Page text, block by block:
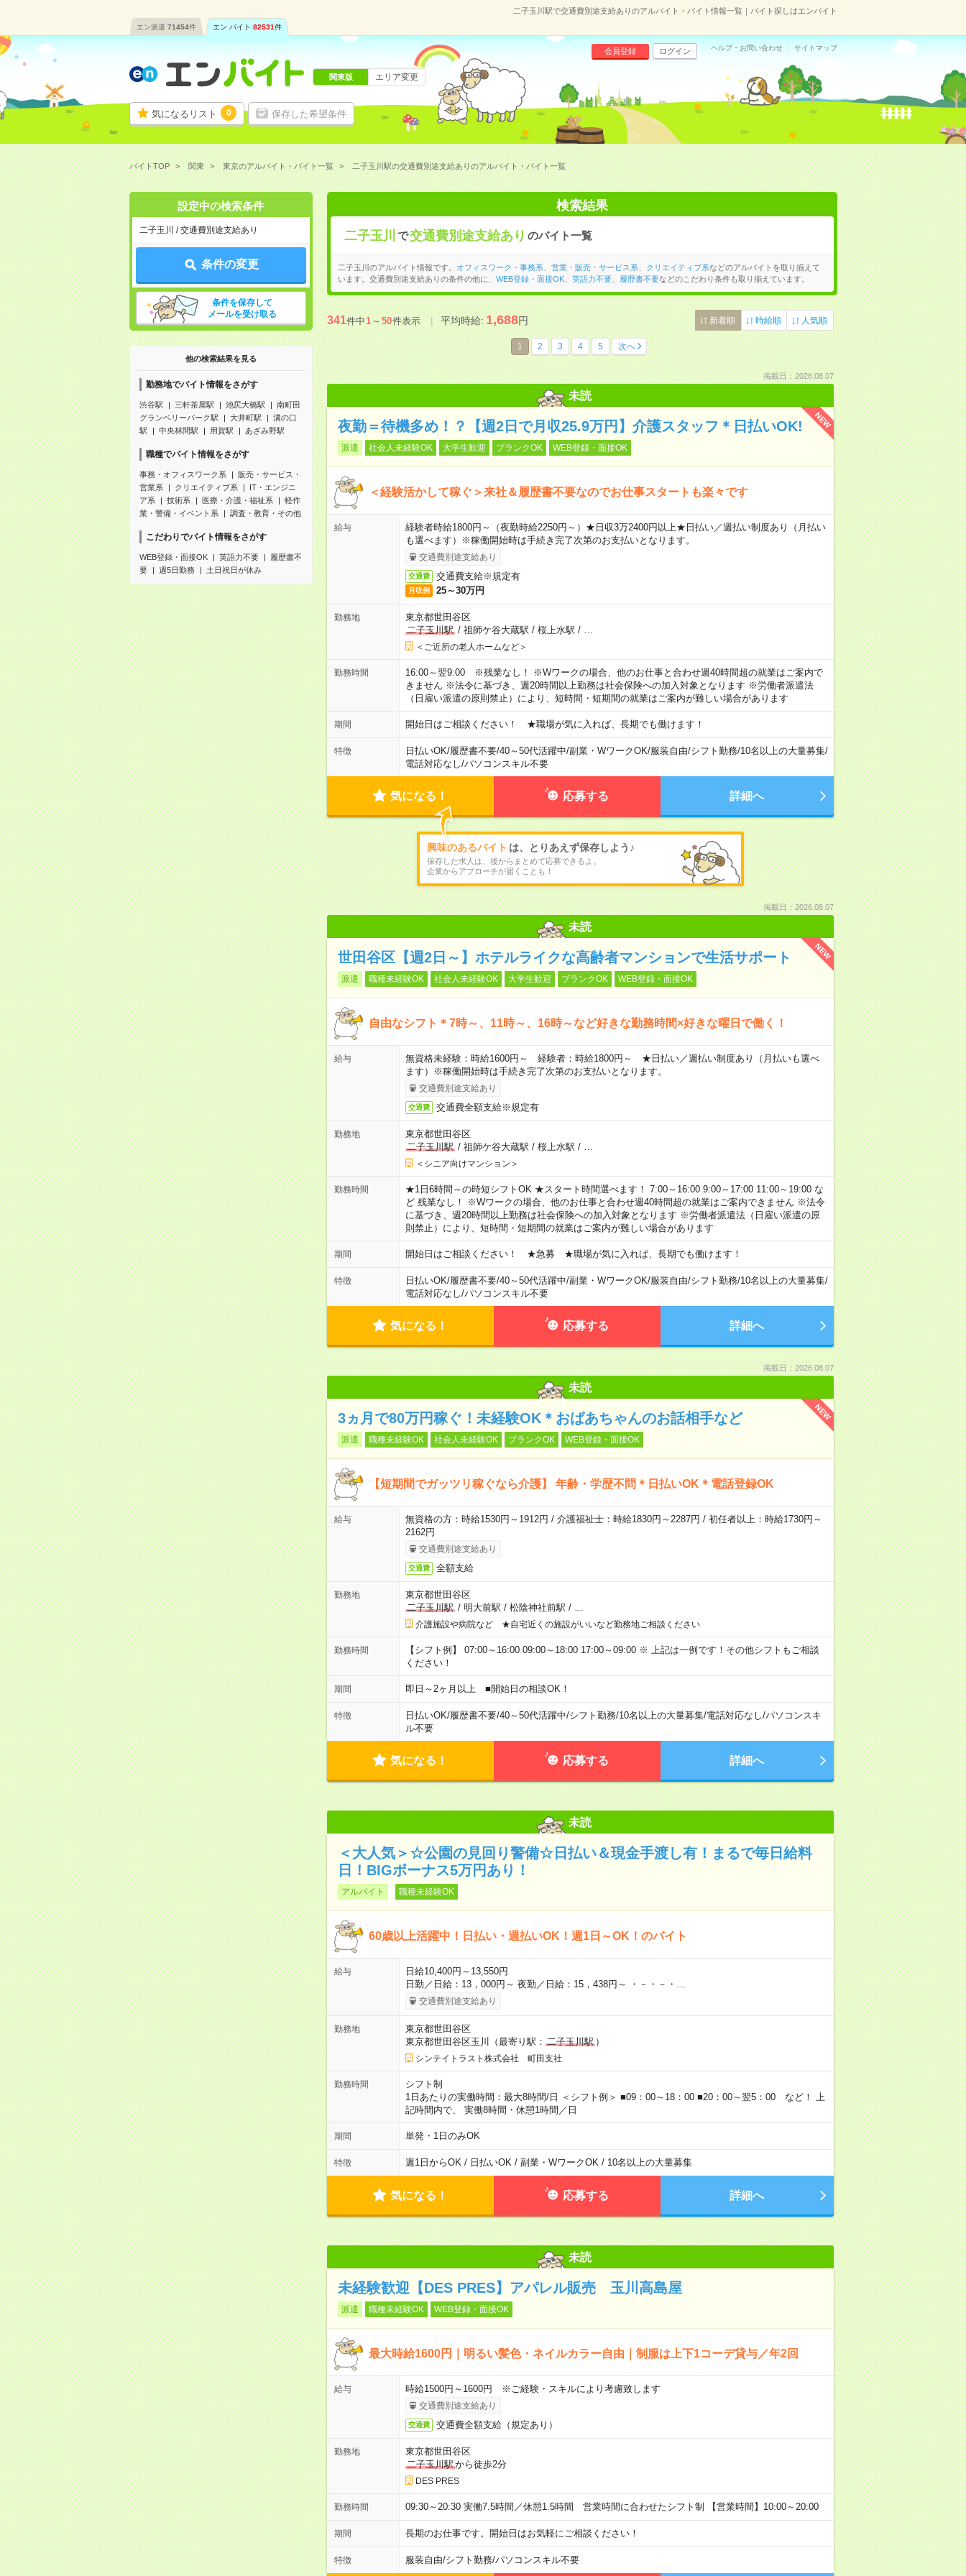
二子玉川駅で交通費別途支給ありのアルバイト・バイト情報一覧｜バイト探しはエンバイト
エン派遣 71454件 エン バイト 82531件
気になるリスト 0 保存した希望条件
会員登録 ログイン ヘルプ・お問い合わせ サイトマップ
関東版 エリア変更
バイトTOP 関東 東京のアルバイト・バイト一覧 二子玉川駅の交通費別途支給ありのアルバイト・バイト一覧
設定中の検索条件
二子玉川 / 交通費別途支給あり
条件の変更
条件を保存して
メールを受け取る
他の検索結果を見る
勤務地でバイト情報をさがす
渋谷駅 三軒茶屋駅 池尻大橋駅
南町田
グランベリーパーク駅
大井町駅
溝の口
駅
中央林間駅 用賀駅 あざみ野駅
職種でバイト情報をさがす
事務・オフィスワーク系
販売・サービス・
営業系
クリエイティブ系
IT・エンジニ
ア系
技術系 医療・介護・福祉系
軽作
業・警備・イベント系
調査・教育・その他
こだわりでバイト情報をさがす
WEB登録・面接OK 英語力不要
履歴書不
要
週5日勤務 土日祝日が休み
検索結果
二子玉川 で交通費別途支給あり のバイト一覧
二子玉川のアルバイト情報です。 オフィスワーク・事務系 営業・販売・サービス系 クリエイティブ系などのアルバイトを取り揃えて
います。交通費別途支給ありの条件の他に、 WEB登録・面接OK、 英語力不要、 履歴書不要などのこだわり条件も取り揃えています。
341件中1～50件表示 平均時給:1,688円 新着順 時給順 人気順
1 2 3 4 5 次へ
掲載日：2026.08.07
未読
NEW
夜勤＝待機多め！？【週2日で月収25.9万円】介護スタッフ＊日払いOK!
派遣 社会人未経験OK 大学生歓迎 ブランクOK WEB登録・面接OK
＜経験活かして稼ぐ＞来社＆履歴書不要なのでお仕事スタートも楽々です
給与
経験者時給1800円～（夜勤時給2250円～）★日収3万2400円以上★日払い／週払い制度あり（月払い
も選べます）※稼働開始時は手続き完了次第のお支払いとなります。
交通費別途支給あり
交通費 交通費支給※規定有
月収例 25～30万円
勤務地
東京都世田谷区
二子玉川駅/ 祖師ケ谷大蔵駅 / 桜上水駅 /
＜ご近所の老人ホームなど＞
勤務時間
16:00～翌9:00 ※残業なし！ ※Wワークの場合、他のお仕事と合わせ週40時間超の就業はご案内で
きません ※法令に基づき、週20時間以上勤務は社会保険への加入対象となります ※労働者派遣法
（日雇い派遣の原則禁止）により、短時間・短期間の就業はご案内が難しい場合があります
期間 開始日はご相談ください！ ★職場が気に入れば、長期でも働けます！
特徴 日払いOK/履歴書不要/40～50代活躍中/副業・WワークOK/服装自由/シフト勤務/10名以上の大量募集/
電話対応なし/パソコンスキル不要
気になる！ 応募する 詳細へ
興味のあるバイト は、とりあえず保存しよう♪
保存した求人は、後からまとめて応募できるよ。
企業からアプローチが届くことも！
掲載日：2026.08.07
未読
NEW
世田谷区【週2日～】ホテルライクな高齢者マンションで生活サポート
派遣 職種未経験OK 社会人未経験OK 大学生歓迎 ブランクOK WEB登録・面接OK
自由なシフト＊7時～、11時～、16時～など好きな勤務時間×好きな曜日で働く！
給与
無資格未経験：時給1600円～ 経験者：時給1800円～ ★日払い／週払い制度あり（月払いも選べ
ます）※稼働開始時は手続き完了次第のお支払いとなります。
交通費別途支給あり
交通費 交通費全額支給※規定有
勤務地
東京都世田谷区
二子玉川駅/ 祖師ケ谷大蔵駅 / 桜上水駅 /
＜シニア向けマンション＞
勤務時間
★1日6時間～の時短シフトOK ★スタート時間選べます！ 7:00～16:00 9:00～17:00 11:00～19:00 な
ど 残業なし！ ※Wワークの場合、他のお仕事と合わせ週40時間超の就業はご案内できません ※法令
に基づき、週20時間以上勤務は社会保険への加入対象となります ※労働者派遣法（日雇い派遣の原
則禁止）により、短時間・短期間の就業はご案内が難しい場合があります
期間 開始日はご相談ください！ ★急募 ★職場が気に入れば、長期でも働けます！
特徴 日払いOK/履歴書不要/40～50代活躍中/副業・WワークOK/服装自由/シフト勤務/10名以上の大量募集/
電話対応なし/パソコンスキル不要
気になる！ 応募する 詳細へ
掲載日：2026.08.07
未読
NEW
3ヵ月で80万円稼ぐ！未経験OK＊おばあちゃんのお話相手など
派遣 職種未経験OK 社会人未経験OK ブランクOK WEB登録・面接OK
【短期間でガッツリ稼ぐなら介護】 年齢・学歴不問＊日払いOK＊電話登録OK
給与
無資格の方：時給1530円～1912円 / 介護福祉士：時給1830円～2287円 / 初任者以上：時給1730円～
2162円
交通費別途支給あり
交通費 全額支給
勤務地
東京都世田谷区
二子玉川駅/ 明大前駅 / 松陰神社前駅 /
介護施設や病院など ★自宅近くの施設がいいなど勤務地ご相談ください
勤務時間
【シフト例】 07:00～16:00 09:00～18:00 17:00～09:00 ※ 上記は一例です！その他シフトもご相談
ください！
期間 即日～2ヶ月以上 ■開始日の相談OK！
特徴 日払いOK/履歴書不要/40～50代活躍中/シフト勤務/10名以上の大量募集/電話対応なし/パソコンスキ
ル不要
気になる！ 応募する 詳細へ
未読
＜大人気＞☆公園の見回り警備☆日払い＆現金手渡し有！まるで毎日給料
日！BIGボーナス5万円あり！
アルバイト 職種未経験OK
60歳以上活躍中！日払い・週払いOK！週1日～OK！のバイト
給与
日給10,400円～13,550円
日勤／日給：13，000円～ 夜勤／日給：15，438円～ ・－・－・…
交通費別途支給あり
勤務地
東京都世田谷区
東京都世田谷区玉川（最寄り駅： 二子玉川駅）
シンテイトラスト株式会社 町田支社
勤務時間
シフト制
1日あたりの実働時間：最大8時間/日 ＜シフト例＞ ■09：00～18：00 ■20：00～翌5：00 など！ 上
記時間内で、 実働8時間・休憩1時間／日
期間 単発・1日のみOK
特徴 週1日からOK / 日払いOK / 副業・WワークOK / 10名以上の大量募集
気になる！ 応募する 詳細へ
未読
未経験歓迎【DES PRES】アパレル販売 玉川高島屋
派遣 職種未経験OK WEB登録・面接OK
最大時給1600円｜明るい髪色・ネイルカラー自由｜制服は上下1コーデ貸与／年2回
給与 時給1500円～1600円 ※ご経験・スキルにより考慮致します
交通費別途支給あり
交通費 交通費全額支給（規定あり）
勤務地
東京都世田谷区
二子玉川駅から徒歩2分
DES PRES
勤務時間 09:30～20:30 実働7.5時間／休憩1.5時間 営業時間に合わせたシフト制 【営業時間】10:00～20:00
期間 長期のお仕事です。開始日はお気軽にご相談ください！
特徴 服装自由/シフト勤務/パソコンスキル不要